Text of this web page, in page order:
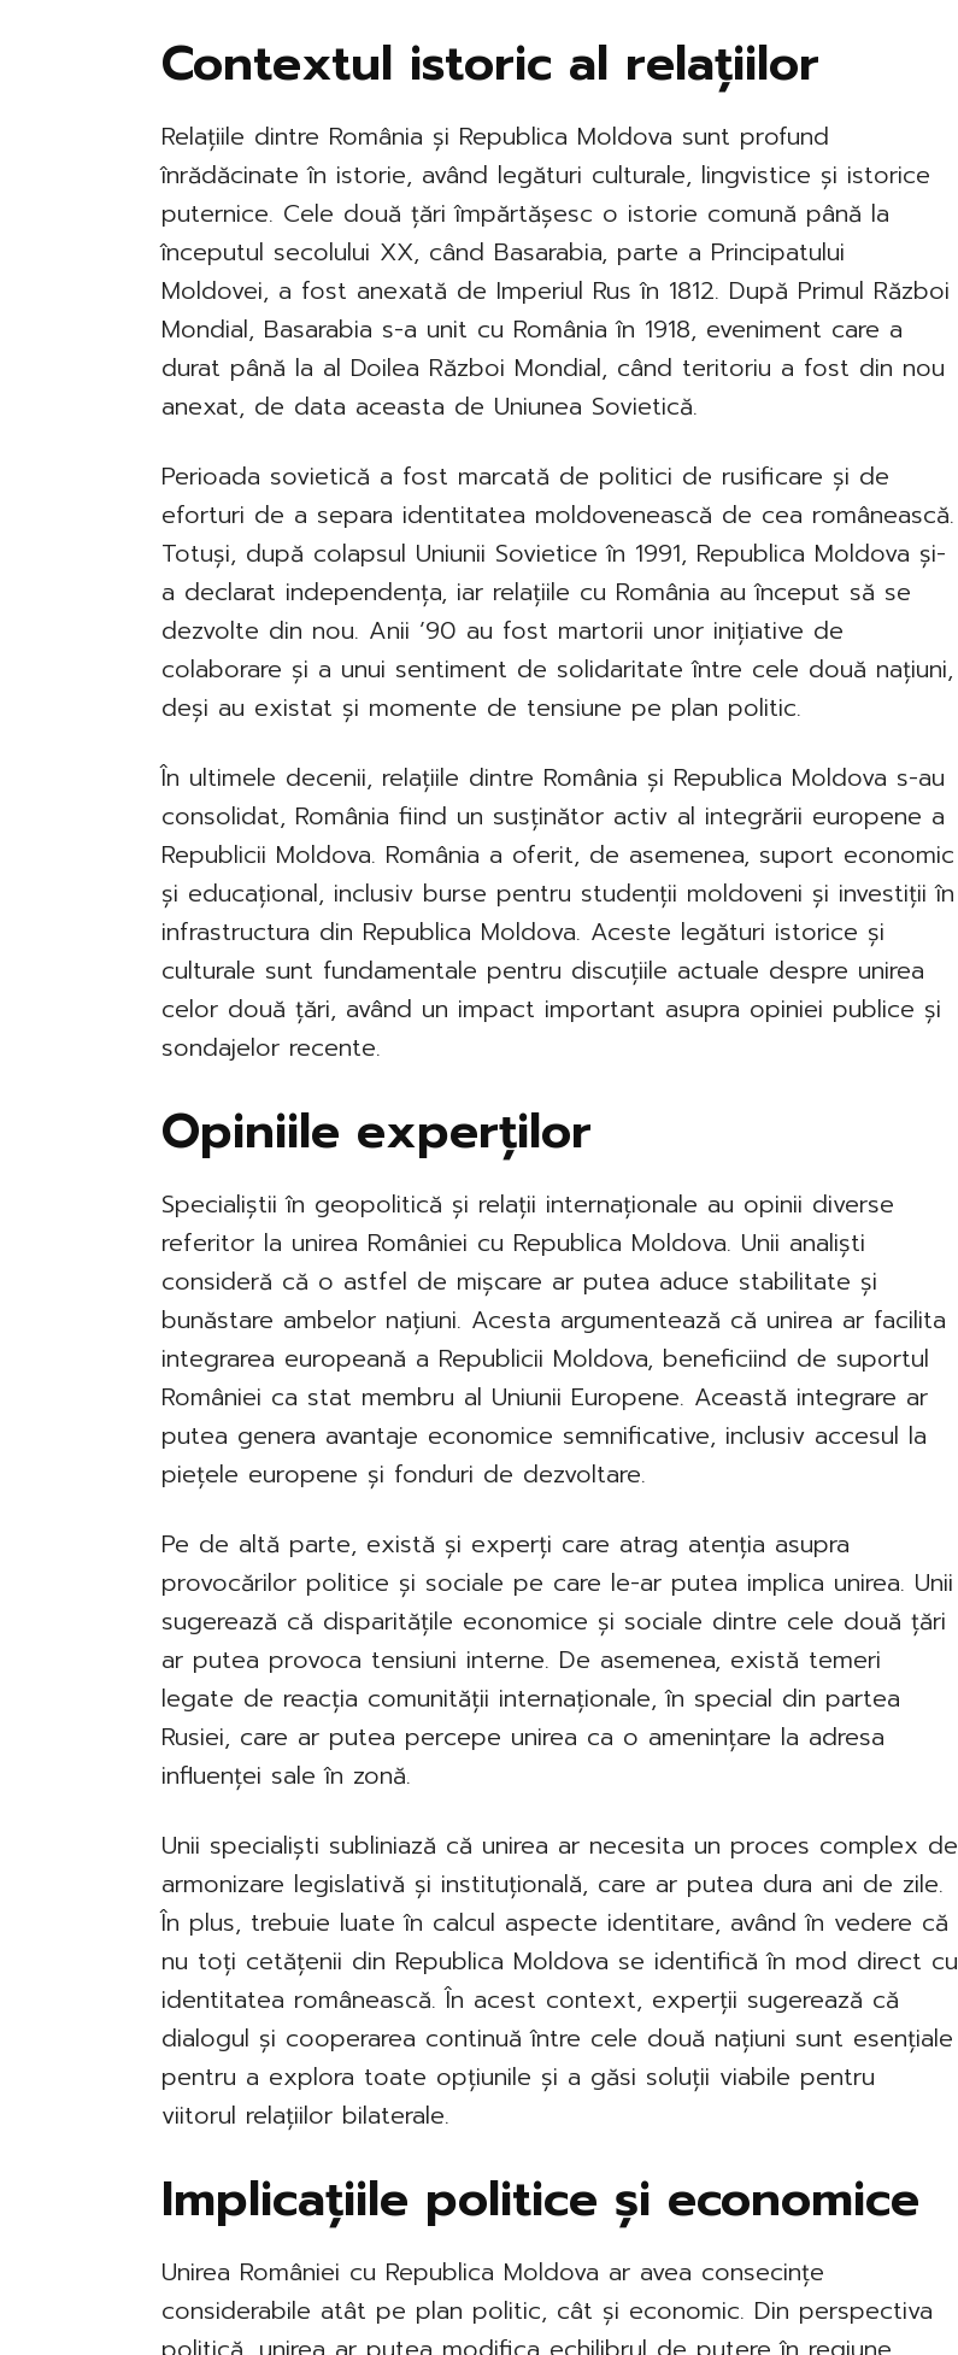
Contextul istoric al relațiilor
Relațiile dintre România și Republica Moldova sunt profund
înrădăcinate în istorie, având legături culturale, lingvistice și istorice
puternice. Cele două țări împărtășesc o istorie comună până la
începutul secolului XX, când Basarabia, parte a Principatului
Moldovei, a fost anexată de Imperiul Rus în 1812. După Primul Război
Mondial, Basarabia s-a unit cu România în 1918, eveniment care a
durat până la al Doilea Război Mondial, când teritoriu a fost din nou
anexat, de data aceasta de Uniunea Sovietică.
Perioada sovietică a fost marcată de politici de rusificare și de
eforturi de a separa identitatea moldovenească de cea românească.
Totuși, după colapsul Uniunii Sovietice în 1991, Republica Moldova și-
a declarat independența, iar relațiile cu România au început să se
dezvolte din nou. Anii ’90 au fost martorii unor inițiative de
colaborare și a unui sentiment de solidaritate între cele două națiuni,
deși au existat și momente de tensiune pe plan politic.
În ultimele decenii, relațiile dintre România și Republica Moldova s-au
consolidat, România fiind un susținător activ al integrării europene a
Republicii Moldova. România a oferit, de asemenea, suport economic
și educațional, inclusiv burse pentru studenții moldoveni și investiții în
infrastructura din Republica Moldova. Aceste legături istorice și
culturale sunt fundamentale pentru discuțiile actuale despre unirea
celor două țări, având un impact important asupra opiniei publice și
sondajelor recente.
Opiniile experților
Specialiștii în geopolitică și relații internaționale au opinii diverse
referitor la unirea României cu Republica Moldova. Unii analiști
consideră că o astfel de mișcare ar putea aduce stabilitate și
bunăstare ambelor națiuni. Acesta argumentează că unirea ar facilita
integrarea europeană a Republicii Moldova, beneficiind de suportul
României ca stat membru al Uniunii Europene. Această integrare ar
putea genera avantaje economice semnificative, inclusiv accesul la
piețele europene și fonduri de dezvoltare.
Pe de altă parte, există și experți care atrag atenția asupra
provocărilor politice și sociale pe care le-ar putea implica unirea. Unii
sugerează că disparitățile economice și sociale dintre cele două țări
ar putea provoca tensiuni interne. De asemenea, există temeri
legate de reacția comunității internaționale, în special din partea
Rusiei, care ar putea percepe unirea ca o amenințare la adresa
influenței sale în zonă.
Unii specialiști subliniază că unirea ar necesita un proces complex de
armonizare legislativă și instituțională, care ar putea dura ani de zile.
În plus, trebuie luate în calcul aspecte identitare, având în vedere că
nu toți cetățenii din Republica Moldova se identifică în mod direct cu
identitatea românească. În acest context, experții sugerează că
dialogul și cooperarea continuă între cele două națiuni sunt esențiale
pentru a explora toate opțiunile și a găsi soluții viabile pentru
viitorul relațiilor bilaterale.
Implicațiile politice și economice
Unirea României cu Republica Moldova ar avea consecințe
considerabile atât pe plan politic, cât și economic. Din perspectiva